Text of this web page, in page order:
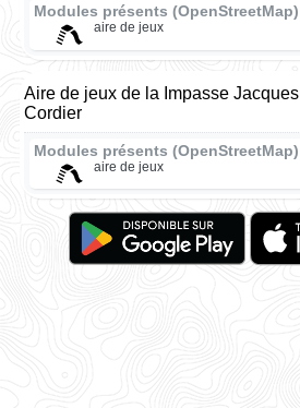
Modules présents (OpenStreetMap)
aire de jeux
Aire de jeux de la Impasse Jacques
Cordier
Modules présents (OpenStreetMap)
aire de jeux